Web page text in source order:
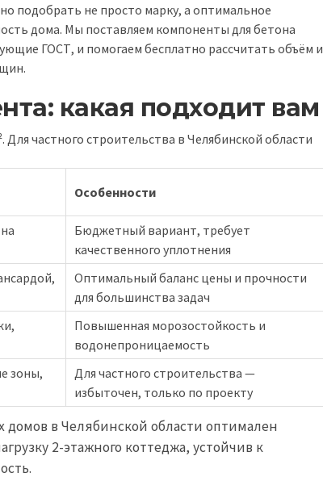
подобрать не просто марку, а оптимальное
дома. Мы поставляем компоненты для бетона
ГОСТ, и помогаем бесплатно рассчитать объём и
какая подходит вам
частного строительства в Челябинской области
Особенности
Бюджетный вариант, требует
качественного уплотнения
Оптимальный баланс цены и прочности
для большинства задач
Повышенная морозостойкость и
водонепроницаемость
зоны,
Для частного строительства —
избыточен, только по проекту
домов в Челябинской области оптимален
2-этажного коттеджа, устойчив к